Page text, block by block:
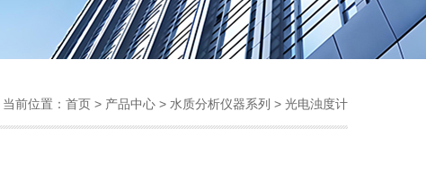
当前位置： 首页 > 产品中心 > 水质分析仪器系列 > 光电浊度计